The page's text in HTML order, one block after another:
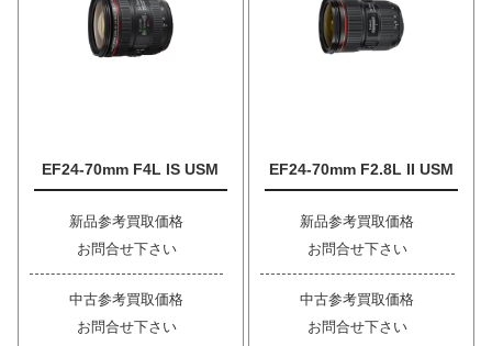
EF24-70mm F4L IS USM
新品参考買取価格
お問合せ下さい
中古参考買取価格
お問合せ下さい
EF24-70mm F2.8L II USM
新品参考買取価格
お問合せ下さい
中古参考買取価格
お問合せ下さい